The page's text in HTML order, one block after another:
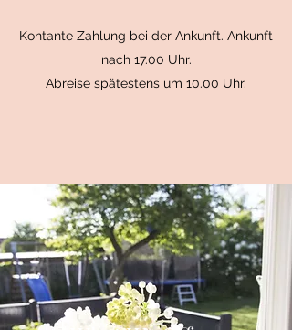
Kontante Zahlung bei der Ankunft. Ankunft
nach 17.00 Uhr.
Abreise spätestens um 10.00 Uhr.